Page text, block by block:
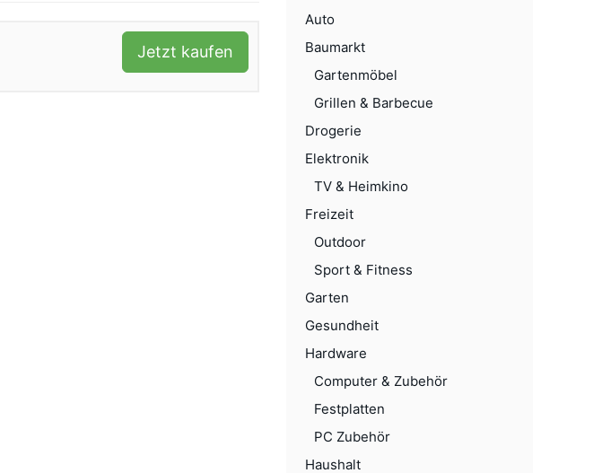
Jetzt kaufen
Auto
Baumarkt
Gartenmöbel
Grillen & Barbecue
Drogerie
Elektronik
TV & Heimkino
Freizeit
Outdoor
Sport & Fitness
Garten
Gesundheit
Hardware
Computer & Zubehör
Festplatten
PC Zubehör
Haushalt